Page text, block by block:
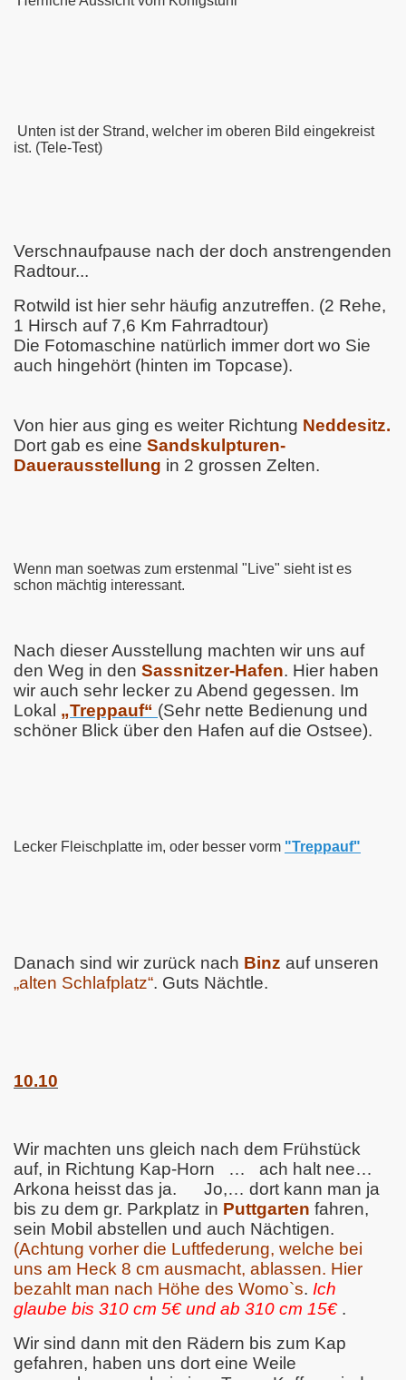
Unten ist der Strand, welcher im oberen Bild eingekreist
ist. (Tele-Test)
Verschnaufpause nach der doch anstrengenden
Radtour...
Rotwild ist hier sehr häufig anzutreffen. (2 Rehe,
1 Hirsch auf 7,6 Km Fahrradtour)
Die Fotomaschine natürlich immer dort wo Sie
auch hingehört (hinten im Topcase).
Von hier aus ging es weiter Richtung Neddesitz.
Dort gab es eine Sandskulpturen-
Dauerausstellung in 2 grossen Zelten.
Wenn man soetwas zum erstenmal "Live" sieht ist es
schon mächtig interessant.
Nach dieser Ausstellung machten wir uns auf
den Weg in den Sassnitzer-Hafen. Hier haben
wir auch sehr lecker zu Abend gegessen. Im
Lokal „Treppauf“ (Sehr nette Bedienung und
schöner Blick über den Hafen auf die Ostsee).
Lecker Fleischplatte im, oder besser vorm "Treppauf"
Danach sind wir zurück nach Binz auf unseren
„alten Schlafplatz“. Guts Nächtle.
10.10
Wir machten uns gleich nach dem Frühstück
auf, in Richtung Kap-Horn
…
ach halt nee…
Arkona heisst das ja.
Jo,… dort kann man ja
bis zu dem gr. Parkplatz in Puttgarten fahren,
sein Mobil abstellen und auch Nächtigen.
(Achtung vorher die Luftfederung, welche bei
uns am Heck 8 cm ausmacht, ablassen. Hier
bezahlt man nach Höhe des Womo`s. Ich
glaube bis 310 cm 5€ und ab 310 cm 15€ .
Wir sind dann mit den Rädern bis zum Kap
gefahren, haben uns dort eine Weile